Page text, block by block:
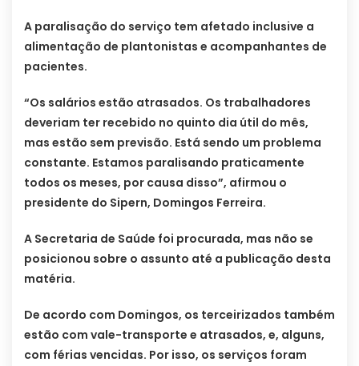
A paralisação do serviço tem afetado inclusive a
alimentação de plantonistas e acompanhantes de
pacientes.
“Os salários estão atrasados. Os trabalhadores
deveriam ter recebido no quinto dia útil do mês,
mas estão sem previsão. Está sendo um problema
constante. Estamos paralisando praticamente
todos os meses, por causa disso”, afirmou o
presidente do Sipern, Domingos Ferreira.
A Secretaria de Saúde foi procurada, mas não se
posicionou sobre o assunto até a publicação desta
matéria.
De acordo com Domingos, os terceirizados também
estão com vale-transporte e atrasados, e, alguns,
com férias vencidas. Por isso, os serviços foram